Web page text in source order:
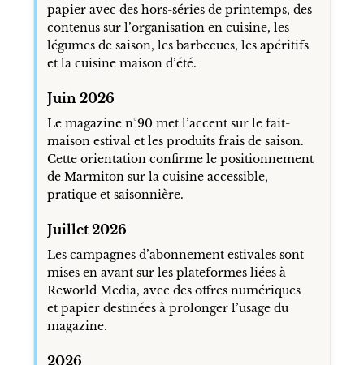
papier avec des hors-séries de printemps, des
contenus sur l’organisation en cuisine, les
légumes de saison, les barbecues, les apéritifs
et la cuisine maison d’été.
Juin 2026
Le magazine n°90 met l’accent sur le fait-
maison estival et les produits frais de saison.
Cette orientation confirme le positionnement
de Marmiton sur la cuisine accessible,
pratique et saisonnière.
Juillet 2026
Les campagnes d’abonnement estivales sont
mises en avant sur les plateformes liées à
Reworld Media, avec des offres numériques
et papier destinées à prolonger l’usage du
magazine.
2026